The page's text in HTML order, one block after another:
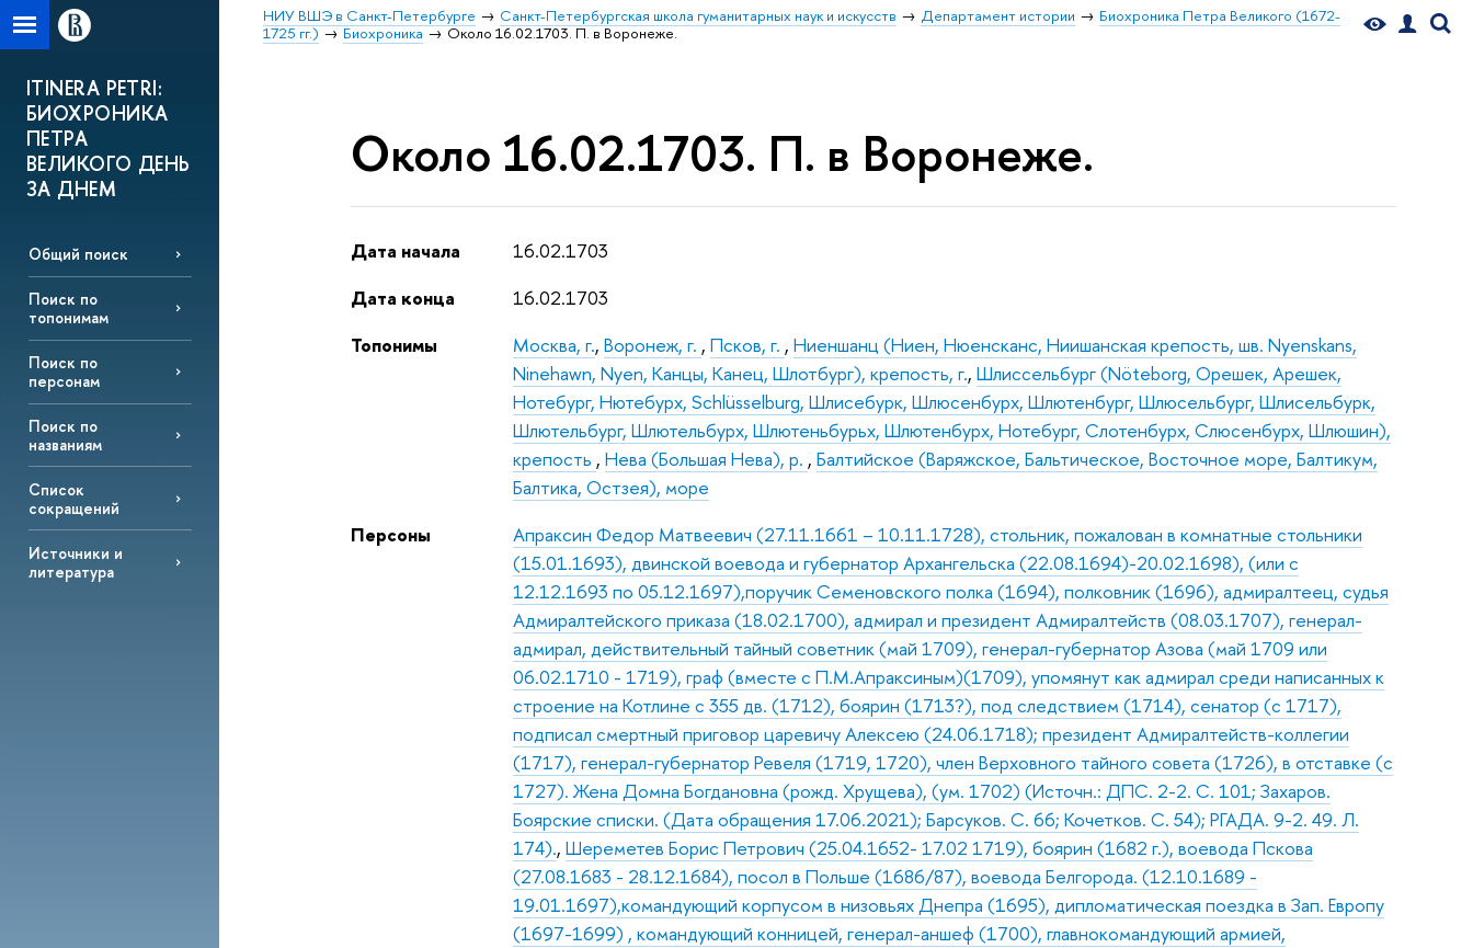
НИУ ВШЭ в Санкт-Петербурге Санкт-Петербургская школа гуманитарных наук и искусств Департамент истории
Биохроника Петра Великого (1672-
1725 гг.)
Биохроника Около 16.02.1703. П. в Воронеже.
ITINERA PETRI:
БИОХРОНИКА
ПЕТРА
ВЕЛИКОГО ДЕНЬ
ЗА ДНЕМ
Общий поиск
Поиск по
топонимам
Поиск по
персонам
Поиск по
названиям
Список
сокращений
Источники и
литература
Около 16.02.1703. П. в Воронеже.
Дата начала
16.02.1703
Дата конца
16.02.1703
Топонимы
Москва, г.,Воронеж, г. ,Псков, г. ,Ниеншанц (Ниен, Нюенсканс, Ниишанская крепость, шв. Nyenskans,
Ninehawn, Nyen, Канцы, Канец, Шлотбург), крепость, г.,Шлиссельбург (Nöteborg, Орешек, Арешек,
Нотебург, Нютебурх, Schlüsselburg, Шлисебурк, Шлюсенбурх, Шлютенбург, Шлюсельбург, Шлисельбурк,
Шлютельбург, Шлютельбурх, Шлютеньбурьх, Шлютенбурх, Нотебург, Слотенбурх, Слюсенбурх, Шлюшин),
крепость ,Нева (Большая Нева), р. ,Балтийское (Варяжское, Бальтическое, Восточное море, Балтикум,
Балтика, Остзея), море
Персоны
Апраксин Федор Матвеевич (27.11.1661 – 10.11.1728), стольник, пожалован в комнатные стольники
(15.01.1693), двинской воевода и губернатор Архангельска (22.08.1694)-20.02.1698), (или с
12.12.1693 по 05.12.1697),поручик Семеновского полка (1694), полковник (1696), адмиралтеец, судья
Адмиралтейского приказа (18.02.1700), адмирал и президент Адмиралтейств (08.03.1707), генерал-
адмирал, действительный тайный советник (май 1709), генерал-губернатор Азова (май 1709 или
06.02.1710 - 1719), граф (вместе с П.М.Апраксиным)(1709), упомянут как адмирал среди написанных к
строение на Котлине с 355 дв. (1712), боярин (1713?), под следствием (1714), сенатор (с 1717),
подписал смертный приговор царевичу Алексею (24.06.1718); президент Адмиралтейств-коллегии
(1717), генерал-губернатор Ревеля (1719, 1720), член Верховного тайного совета (1726), в отставке (с
1727). Жена Домна Богдановна (рожд. Хрущева), (ум. 1702) (Источн.: ДПС. 2-2. С. 101; Захаров.
Боярские списки. (Дата обращения 17.06.2021); Барсуков. С. 66; Кочетков. С. 54); РГАДА. 9-2. 49. Л.
174).,Шереметев Борис Петрович (25.04.1652- 17.02 1719), боярин (1682 г.), воевода Пскова
(27.08.1683 - 28.12.1684), посол в Польше (1686/87), воевода Белгорода. (12.10.1689 -
19.01.1697),командующий корпусом в низовьях Днепра (1695), дипломатическая поездка в Зап. Европу
(1697-1699) , командующий конницей, генерал-аншеф (1700), главнокомандующий армией,